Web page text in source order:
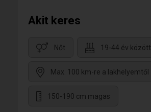
Akit keres
Nőt 19-44 év között
Max. 100 km-re a lakhelyemtől
150-190 cm magas